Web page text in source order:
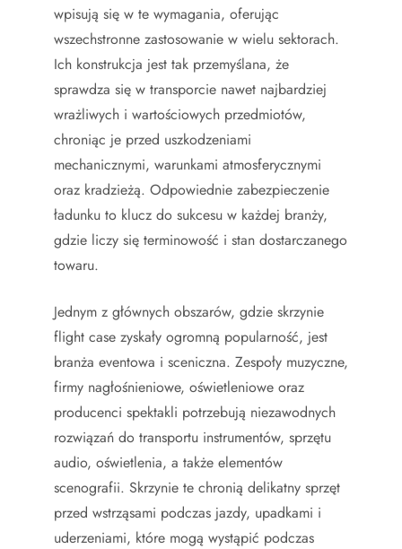
wpisują się w te wymagania, oferując
wszechstronne zastosowanie w wielu sektorach.
Ich konstrukcja jest tak przemyślana, że
sprawdza się w transporcie nawet najbardziej
wrażliwych i wartościowych przedmiotów,
chroniąc je przed uszkodzeniami
mechanicznymi, warunkami atmosferycznymi
oraz kradzieżą. Odpowiednie zabezpieczenie
ładunku to klucz do sukcesu w każdej branży,
gdzie liczy się terminowość i stan dostarczanego
towaru.
Jednym z głównych obszarów, gdzie skrzynie
flight case zyskały ogromną popularność, jest
branża eventowa i sceniczna. Zespoły muzyczne,
firmy nagłośnieniowe, oświetleniowe oraz
producenci spektakli potrzebują niezawodnych
rozwiązań do transportu instrumentów, sprzętu
audio, oświetlenia, a także elementów
scenografii. Skrzynie te chronią delikatny sprzęt
przed wstrząsami podczas jazdy, upadkami i
uderzeniami, które mogą wystąpić podczas